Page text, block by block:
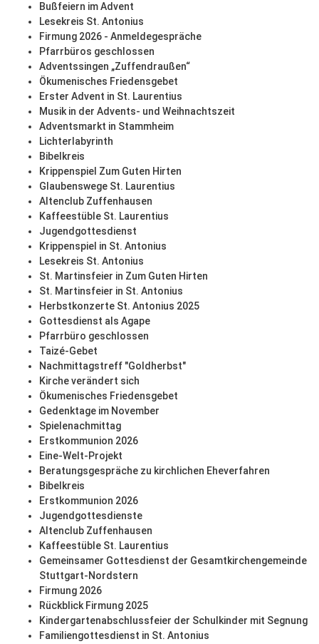
Bußfeiern im Advent
Lesekreis St. Antonius
Firmung 2026 - Anmeldegespräche
Pfarrbüros geschlossen
Adventssingen „Zuffendraußen“
Ökumenisches Friedensgebet
Erster Advent in St. Laurentius
Musik in der Advents- und Weihnachtszeit
Adventsmarkt in Stammheim
Lichterlabyrinth
Bibelkreis
Krippenspiel Zum Guten Hirten
Glaubenswege St. Laurentius
Altenclub Zuffenhausen
Kaffeestüble St. Laurentius
Jugendgottesdienst
Krippenspiel in St. Antonius
Lesekreis St. Antonius
St. Martinsfeier in Zum Guten Hirten
St. Martinsfeier in St. Antonius
Herbstkonzerte St. Antonius 2025
Gottesdienst als Agape
Pfarrbüro geschlossen
Taizé-Gebet
Nachmittagstreff "Goldherbst"
Kirche verändert sich
Ökumenisches Friedensgebet
Gedenktage im November
Spielenachmittag
Erstkommunion 2026
Eine-Welt-Projekt
Beratungsgespräche zu kirchlichen Eheverfahren
Bibelkreis
Erstkommunion 2026
Jugendgottesdienste
Altenclub Zuffenhausen
Kaffeestüble St. Laurentius
Gemeinsamer Gottesdienst der Gesamtkirchengemeinde
Stuttgart-Nordstern
Firmung 2026
Rückblick Firmung 2025
Kindergartenabschlussfeier der Schulkinder mit Segnung
Familiengottesdienst in St. Antonius